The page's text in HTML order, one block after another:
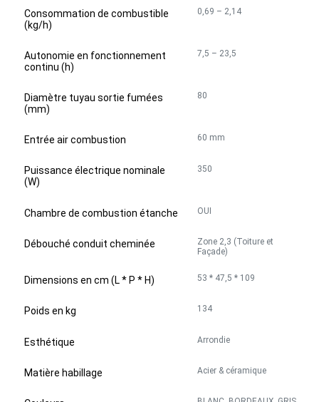
Consommation de combustible
(kg/h)
0,69 – 2,14
Autonomie en fonctionnement
continu (h)
7,5 – 23,5
Diamètre tuyau sortie fumées
(mm)
80
Entrée air combustion 60 mm
Puissance électrique nominale
(W)
350
Chambre de combustion étanche OUI
Débouché conduit cheminée
Zone 2,3 (Toiture et
Façade)
Dimensions en cm (L * P * H) 53 * 47,5 * 109
Poids en kg 134
Esthétique Arrondie
Matière habillage Acier & céramique